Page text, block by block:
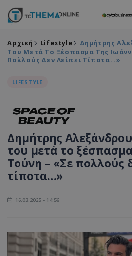
Αρχική Lifestyle
Δημήτρης
Του Μετά Το Ξέσπασμα Της
Πολλούς Δεν Λείπει Τίποτα…»
LIFESTYLE
Δημήτρης
του μετά το
Τούνη – «Σε πολλούς
τίποτα…»
16.03.2025 - 14:56